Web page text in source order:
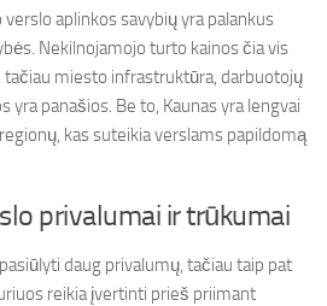
aplinkos savybių yra palankus
Nekilnojamojo turto kainos čia vis
miesto infrastruktūra, darbuotojų
yra panašios. Be to, Kaunas yra lengvai
kas suteikia verslams papildomą
privalumai ir trūkumai
daug privalumų, tačiau taip pat
reikia įvertinti prieš priimant